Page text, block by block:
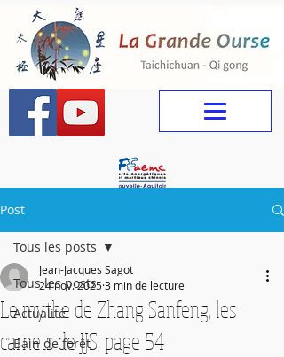
Post
Tous les posts
Actualité
Bain de forêt
Tous les posts
Le mythe de Zhang Sanfeng, les
carnets de JJS, page 54
Jean-Jacques Sagot
24 nov. 20253 min de lecture